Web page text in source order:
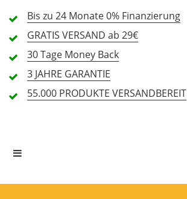
5 Sterne
4 Sterne
3 Sterne
2 Sterne
Bis zu 24 Monate0% Finanzierung
GRATIS VERSAND ab 29€
30 Tage Money Back
3 JAHRE GARANTIE
55.000 PRODUKTE VERSANDBEREIT